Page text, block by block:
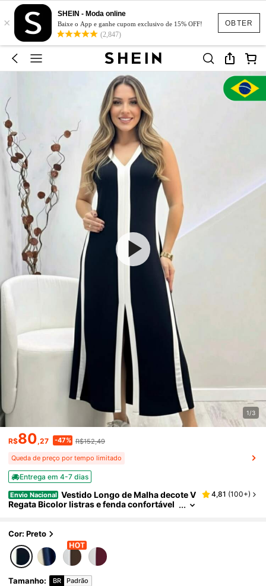
OBTER
×
SHEIN - Moda online
Baixe o App e ganhe cupom exclusivo de 15% OFF!
(2,847)
1/3
R$80,27 -47% R$152,49
Queda de preço por tempo limitado
Entrega em 4-7 dias
Envio Nacional Vestido Longo de Malha decote V
Regata Bicolor listras e fenda confortável
4,81 (100+)
Cor: Preto
Tamanho: BR Padrão